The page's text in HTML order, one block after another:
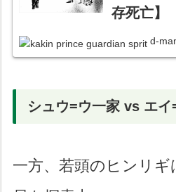
存死亡】
d-
シュウ=ウ一家 vs エイ
一方、若頭のヒンリ